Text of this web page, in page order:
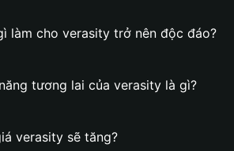
làm cho verasity trở nên độc đáo?
tương lai của verasity là gì?
verasity sẽ tăng?